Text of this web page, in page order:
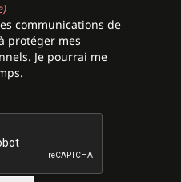
communications de
protéger mes
Je pourrai me